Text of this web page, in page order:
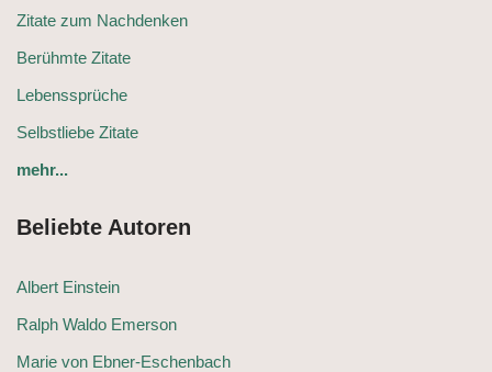
Zitate zum Nachdenken
Berühmte Zitate
Lebenssprüche
Selbstliebe Zitate
mehr...
Beliebte Autoren
Albert Einstein
Ralph Waldo Emerson
Marie von Ebner-Eschenbach